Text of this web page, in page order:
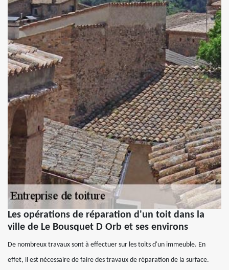
Les opérations de réparation d'un toit dans la
ville de Le Bousquet D Orb et ses environs
De nombreux travaux sont à effectuer sur les toits d'un immeuble. En
effet, il est nécessaire de faire des travaux de réparation de la surface.